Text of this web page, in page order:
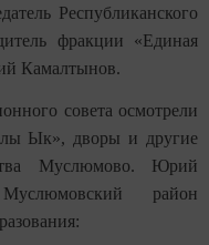
Республиканского
фракции «Единая
Камалтынов.
совета осмотрели
Ык», дворы и другие
Муслюмово. Юрий
район